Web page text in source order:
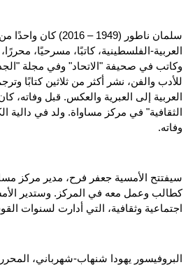
سلمان ناطور (1949 –
العربية-الفلسطينية، كاتبًا، مسرحيًا،
وكاتب في صحيفة "الاتحاد" وفي مجلة
للأدب والفن، نشر أكثر من ثلاثين كتابًا
العربية إلى العبرية والعكس. قبل وفاته،
الثقافية" في مركز مساواة. ولد في
وفاته.
سيفتتح الأمسية جعفر فرح، مدير مركز
كطالب وعمل معه في المركز. وستدير
اجتماعية وثقافية، التي أدارت لسنوات
البروفيسور يهودا شنهاب-شهرباني،